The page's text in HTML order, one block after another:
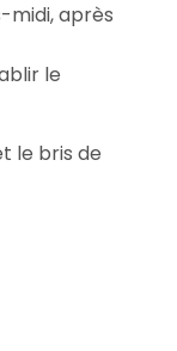
midi, après
le
le bris de